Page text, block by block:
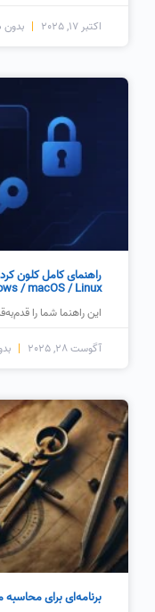
اکتبر 17, 2025 بدون
/ macOS / Linux)
این راهنما شما را
آگوست 28, 2025
برنامه‌ای برای محاسبه